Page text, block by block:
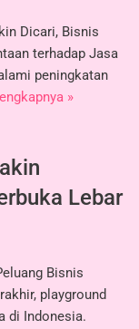
Dicari, Bisnis
terhadap Jasa
peningkatan
»
Lebar
Bisnis
playground
di Indonesia.